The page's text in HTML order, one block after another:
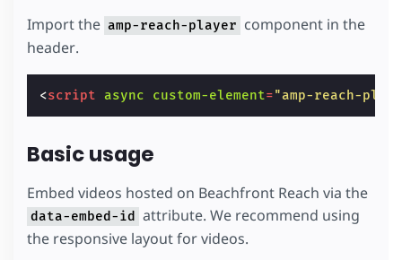
Import the amp-reach-player component in the
header.
<script async custom-element="amp-reach-
Basic usage
Embed videos hosted on Beachfront Reach via the
data-embed-id
attribute. We recommend using
the responsive layout for videos.